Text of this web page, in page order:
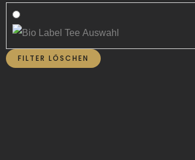
FILTER LÖSCHEN